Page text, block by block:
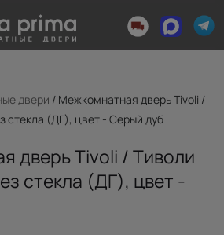
двери / Межкомнатная дверь Tivoli /
стекла (ДГ), цвет - Серый дуб
дверь Tivoli / Тиволи
стекла (ДГ), цвет -